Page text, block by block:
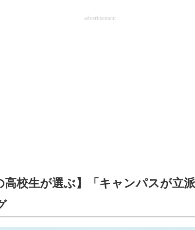
advertisement
高校生が選ぶ】「キャンパスが立